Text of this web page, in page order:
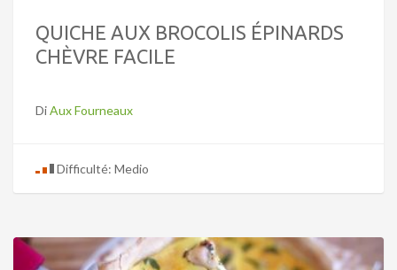
QUICHE AUX BROCOLIS ÉPINARDS
CHÈVRE FACILE
DiAux Fourneaux
Difficulté: Medio